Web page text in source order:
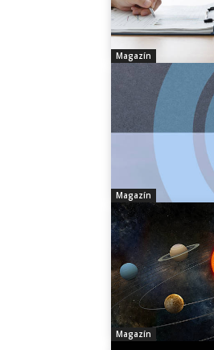
Magazín
Magazín
Magazín